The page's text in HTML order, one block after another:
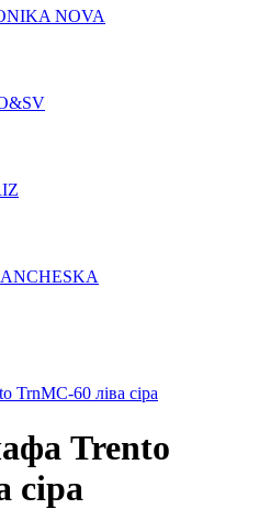
NOVA
TrnMC-60 ліва сіра
Trento
сіра